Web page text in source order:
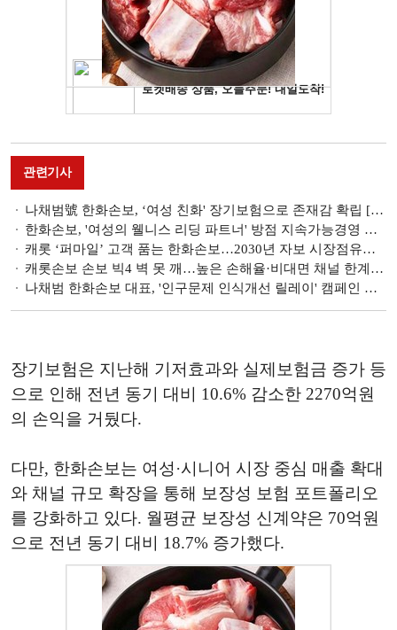
관련기사
나채범號 한화손보, ‘여성 친화' 장기보험으로 존재감 확립 [손보사 건강보험 전략 ⑥]
한화손보, '여성의 웰니스 리딩 파트너' 방점 지속가능경영 추진
캐롯 ‘퍼마일’ 고객 품는 한화손보…2030년 자보 시장점유율 10% 목표 [한화손보-캐롯손보 합병]
캐롯손보 손보 빅4 벽 못 깨…높은 손해율·비대면 채널 한계 [한화손보-캐롯손보 합병]
나채범 한화손보 대표, '인구문제 인식개선 릴레이' 캠페인 동참
장기보험은 지난해 기저효과와 실제보험금 증가 등
으로 인해 전년 동기 대비 10.6% 감소한 2270억원
의 손익을 거뒀다.
다만, 한화손보는 여성·시니어 시장 중심 매출 확대
와 채널 규모 확장을 통해 보장성 보험 포트폴리오
를 강화하고 있다. 월평균 보장성 신계약은 70억원
으로 전년 동기 대비 18.7% 증가했다.